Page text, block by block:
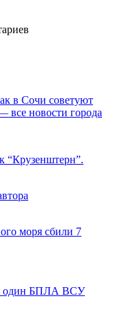
в Сочи советуют
все новости города
“Крузенштерн”.
моря сбили 7
один БПЛА ВСУ